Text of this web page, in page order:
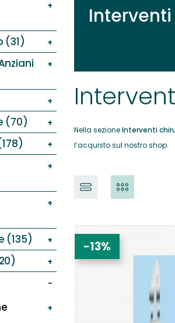
(31)
(70)
(135)
Nella sezioneInterventi
l’acquisto sul nostro shop.
-13%